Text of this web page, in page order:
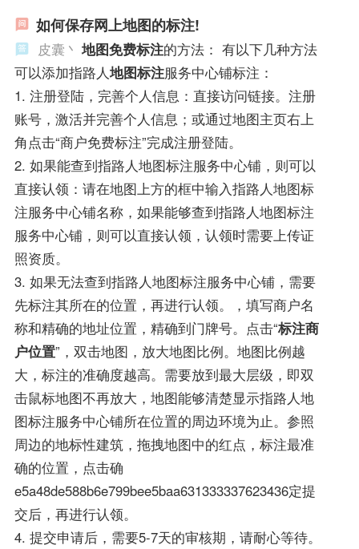
如何保存网上地图的标注!
皮囊丶 地图免费标注的方法： 有以下几种方法
可以添加指路人地图标注服务中心铺标注：
1. 注册登陆，完善个人信息：直接访问链接。注册
账号，激活并完善个人信息；或通过地图主页右上
角点击“商户免费标注”完成注册登陆。
2. 如果能查到指路人地图标注服务中心铺，则可以
直接认领：请在地图上方的框中输入指路人地图标
注服务中心铺名称，如果能够查到指路人地图标注
服务中心铺，则可以直接认领，认领时需要上传证
照资质。
3. 如果无法查到指路人地图标注服务中心铺，需要
先标注其所在的位置，再进行认领。，填写商户名
称和精确的地址位置，精确到门牌号。点击“标注商
户位置”，双击地图，放大地图比例。地图比例越
大，标注的准确度越高。需要放到最大层级，即双
击鼠标地图不再放大，地图能够清楚显示指路人地
图标注服务中心铺所在位置的周边环境为止。参照
周边的地标性建筑，拖拽地图中的红点，标注最准
确的位置，点击确
e5a48de588b6e799bee5baa631333337623436定提
交后，再进行认领。
4. 提交申请后，需要5-7天的审核期，请耐心等待。